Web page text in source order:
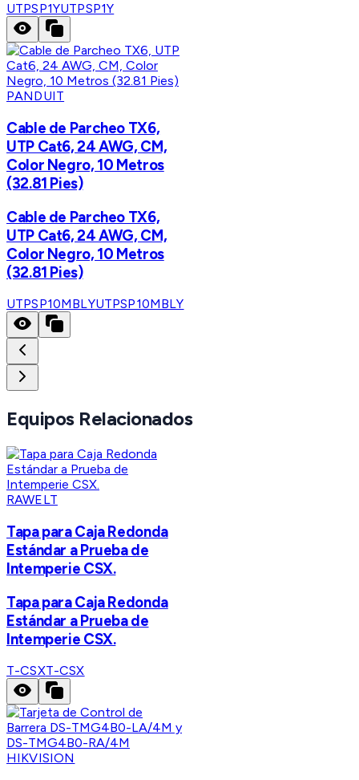
UTPSP1YUTPSP1Y
PANDUIT
Cable de Parcheo TX6,
UTP Cat6, 24 AWG, CM,
Color Negro, 10 Metros
(32.81 Pies)
Cable de Parcheo TX6,
UTP Cat6, 24 AWG, CM,
Color Negro, 10 Metros
(32.81 Pies)
UTPSP10MBLYUTPSP10MBLY
Equipos Relacionados
RAWELT
Tapa para Caja Redonda
Estándar a Prueba de
Intemperie CSX.
Tapa para Caja Redonda
Estándar a Prueba de
Intemperie CSX.
T-CSXT-CSX
HIKVISION